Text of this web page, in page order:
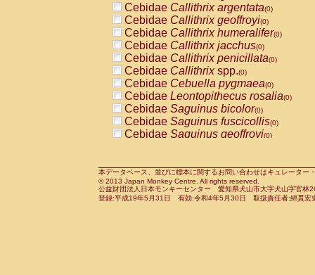
PitheciidaeCallicebus torquatus
PitheciidaeCallicebusspp.(0)
PitheciidaeChiropotes satanas(0)
PitheciidaePithecia monachus
PitheciidaePithecia pithecia(0)
CercopithecidaeCercocebus agilis
CercopithecidaeCercocebus
CercopithecidaeCercocebus
CercopithecidaeCercocebus
CercopithecidaeCercocebus
CercopithecidaeCercocebushybrid
CercopithecidaePapio anubis(0)
CercopithecidaePapio cynocephalus
CercopithecidaePapio hamadryas(0)
Cebidae Callithrix argentata(0)
Cebidae Callithrix geoffroyi(0)
Cebidae Callithrix humeralifer(0)
Cebidae Callithrix jacchus(0)
Cebidae Callithrix penicillata(0)
Cebidae Callithrixspp.(0)
Cebidae Cebuella pygmaea(0)
Cebidae Leontopithecus rosalia(0)
Cebidae Saguinus bicolor(0)
Cebidae Saguinus fuscicollis(0)
Cebidae Saguinus geoffroyi(0)
CebidaeSaguinus leucopus(0)
CebidaeSaguinus midas(0)
Cebidae Saguinus mystax(0)
本データベース、並びに標本に関するお問い合わせはキュレータ
© 2013 Japan Monkey Centre. All rights reserved.
公益財団法人日本モンキーセンター 愛知県犬山市大字犬山字官
登録:平成19年5月31日 有効:令和4年5月30日 取扱責任者:綿貫宏